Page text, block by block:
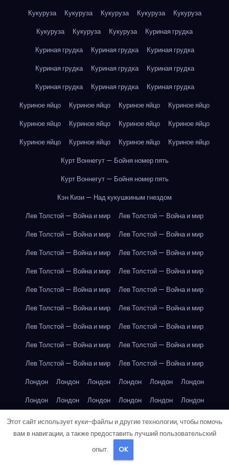
Кукуруза
Кукуруза Кукуруза Кукуруза
Кукуруза
Кукуруза
Кукуруза Кукуруза
Куриная грудка
Куриная грудка
Куриная грудка
Куриная грудка
Куриная грудка
Куриная грудка
Куриная грудка
Куриная грудка
Куриная грудка
Куриная грудка
Куриное яйцо
Куриное яйцо Куриное яйцо
Куриное яйцо
Куриное яйцо
Куриное яйцо Куриное яйцо
Куриное яйцо
Куриное яйцо
Куриное яйцо Куриное яйцо
Куриное яйцо
Курт Воннегут — Бойня номер пять
Курт Воннегут — Бойня номер пять
Кэн Кизи — Над кукушкиным гнездом
Лев Толстой — Война и мир
Лев Толстой — Война и мир
Лев Толстой — Война и мир
Лев Толстой — Война и мир
Лев Толстой — Война и мир
Лев Толстой — Война и мир
Лев Толстой — Война и мир
Лев Толстой — Война и мир
Лев Толстой — Война и мир
Лев Толстой — Война и мир
Лев Толстой — Война и мир
Лев Толстой — Война и мир
Лев Толстой — Война и мир
Лев Толстой — Война и мир
Лев Толстой — Война и мир
Лев Толстой — Война и мир
Лев Толстой — Война и мир
Лев Толстой — Война и мир
Лондон
Лондон Лондон Лондон Лондон
Лондон
Лондон
Лондон Лондон Лондон Лондон
Лондон
Лондон
Лондон Лондон Лондон Лондон
Лондон
Лондон
Лондон Лондон Лондон
Лос-Анджелес
Этот сайт использует куки-файлы и другие технологии, чтобы помочь
вам в навигации, а также предоставить лучший пользовательский
опыт.
OK